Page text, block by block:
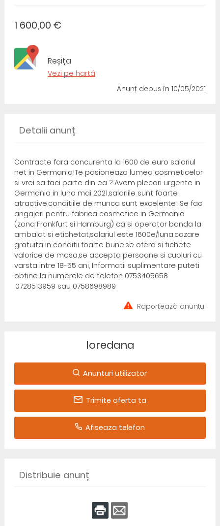
1 600,00 €
Reșița
Vezi pe hartă
Anunț depusîn 10/05/2021
Detalii anunț
Contracte fara concurenta la 1600 de euro salariul
net in Germania!Te pasioneaza lumea cosmeticelor
si vrei sa faci parte din ea ? Avem plecari urgente in
Germania in luna mai 2021,salariile sunt foarte
atractive,conditiile de munca sunt excelente! Se fac
angajari pentru fabrica cosmetice in Germania
(zona Frankfurt si Hamburg) ca si operator banda la
ambalat si etichetat,salariul este 1600e/luna,cazare
gratuita in conditii foarte bune,se ofera si tichete
valorice de masa,se accepta persoane si cupluri cu
varsta intre 18-55 ani, Informatii suplimentare puteti
obtine la numerele de telefon 0753405658
,0728513959 sau 0758698989
Raportează anunțul
loredana
Anunturi utilizator
Trimite oferta ta
Afiseaza telefon
Distribuie anunț